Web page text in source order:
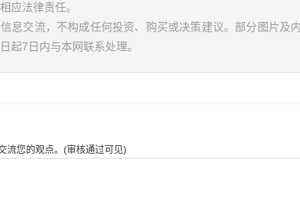
应法律责任。
息交流，不构成任何投资、购买或决策建议。部分图片及
起7日内与本网联系处理。
流您的观点。(审核通过可见)